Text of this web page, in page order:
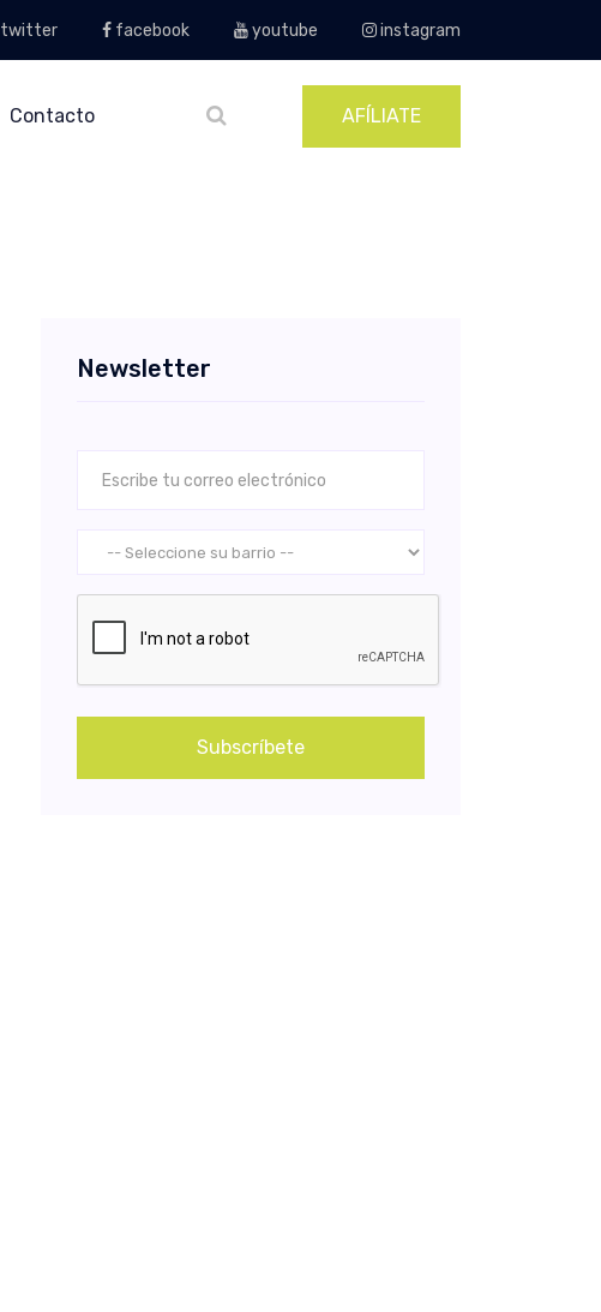
twitter facebook youtube instagram
Contacto AFÍLIATE
Newsletter
Subscríbete